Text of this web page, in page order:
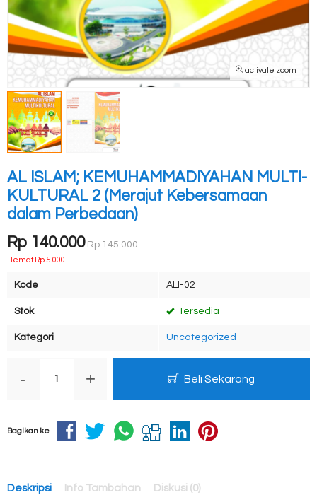
activate zoom
AL ISLAM; KEMUHAMMADIYAHAN MULTI-
KULTURAL 2 (Merajut Kebersamaan
dalam Perbedaan)
Rp 140.000 Rp 145.000
Hemat Rp 5.000
Kode ALI-02
Stok Tersedia
Kategori Uncategorized
- + Beli Sekarang
Bagikan ke
Deskripsi Info Tambahan Diskusi (0)